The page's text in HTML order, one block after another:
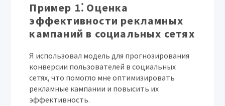
Пример 1⁚ Оценка
эффективности рекламных
кампаний в социальных сетях
Я использовал модель для прогнозирования
конверсии пользователей в социальных
сетях, что помогло мне оптимизировать
рекламные кампании и повысить их
эффективность.